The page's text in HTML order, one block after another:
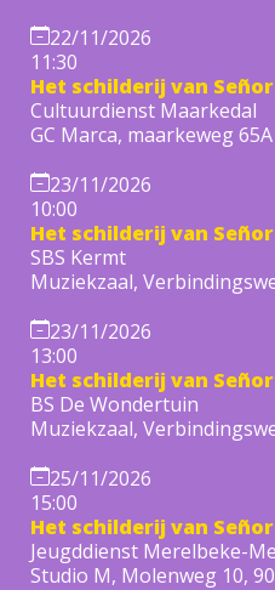
22/11/2026
11:30
Het schilderij van
Cultuurdienst Maarkedal
GC Marca, maarkeweg
23/11/2026
10:00
Het schilderij van
SBS Kermt
Muziekzaal,
23/11/2026
13:00
Het schilderij van
BS De Wondertuin
Muziekzaal,
25/11/2026
15:00
Het schilderij van
Jeugddienst Merelbeke-
Studio M, Molenweg 10,